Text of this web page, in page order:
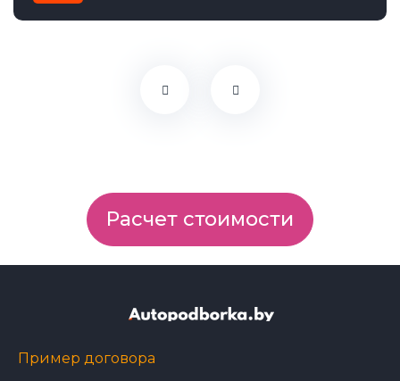
Расчет стоимости
Пример договора